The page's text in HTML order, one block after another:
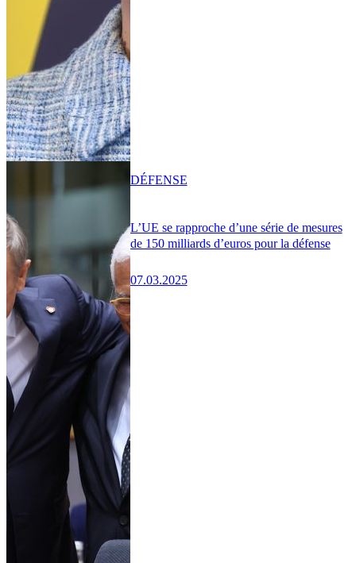
L’UE se rapproche d’une série de mesures
de 150 milliards d’euros pour la défense
07.03.2025
DÉFENSE